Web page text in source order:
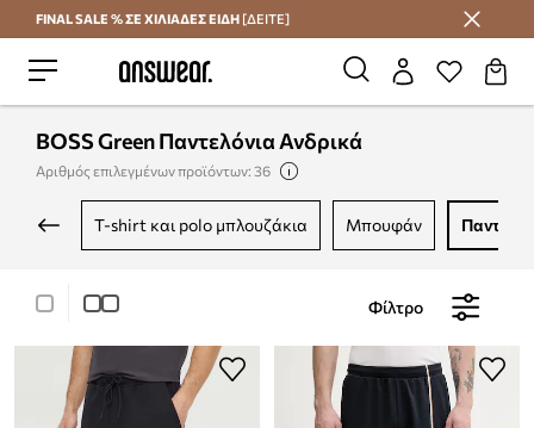
Εξοικονομήστε με το Answear Club
FINAL SALE % ΣΕ ΧΙΛΙΑΔΕΣ ΕΙΔΗ [ΔΕΙΤΕ]
BOSS Green Παντελόνια Ανδρικά
Αριθμός επιλεγμένων προϊόντων: 36
t-shirt και polo μπλουζάκια μπουφάν
Φίλτρο